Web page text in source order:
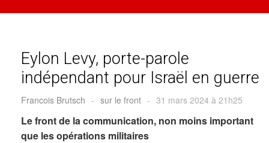
Eylon Levy, porte-parole
indépendant pour Israël en guerre
Francois Brutsch - sur le front - 31 mars 2024 à 21h25
Le front de la communication, non moins important
que les opérations militaires